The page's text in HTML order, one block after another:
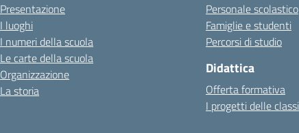
Presentazione
I luoghi
I numeri della scuola
Le carte della scuola
Organizzazione
La storia
Personale scolastico
Famiglie e studenti
Percorsi di studio
Didattica
Offerta formativa
I progetti delle classi